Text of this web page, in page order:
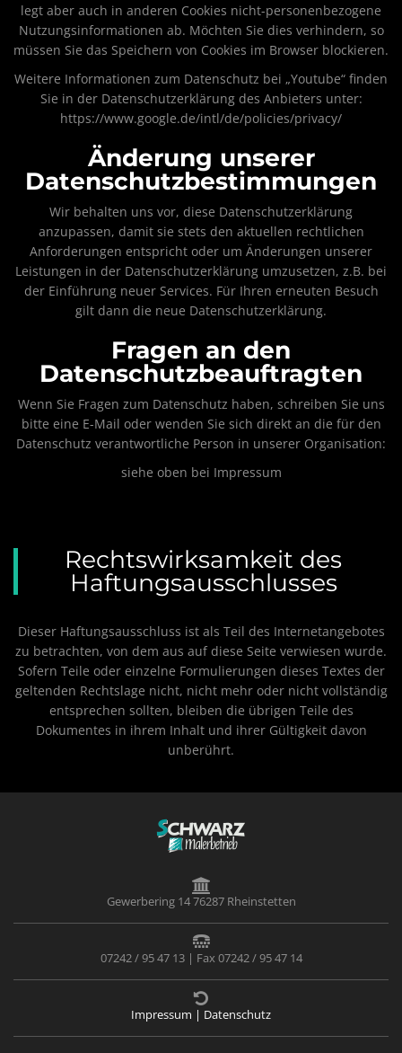
legt aber auch in anderen Cookies nicht-personenbezogene
Nutzungsinformationen ab. Möchten Sie dies verhindern, so
müssen Sie das Speichern von Cookies im Browser blockieren.
Weitere Informationen zum Datenschutz bei „Youtube“ finden
Sie in der Datenschutzerklärung des Anbieters unter:
https://www.google.de/intl/de/policies/privacy/
Änderung unserer
Datenschutzbestimmungen
Wir behalten uns vor, diese Datenschutzerklärung
anzupassen, damit sie stets den aktuellen rechtlichen
Anforderungen entspricht oder um Änderungen unserer
Leistungen in der Datenschutzerklärung umzusetzen, z.B. bei
der Einführung neuer Services. Für Ihren erneuten Besuch
gilt dann die neue Datenschutzerklärung.
Fragen an den
Datenschutzbeauftragten
Wenn Sie Fragen zum Datenschutz haben, schreiben Sie uns
bitte eine E-Mail oder wenden Sie sich direkt an die für den
Datenschutz verantwortliche Person in unserer Organisation:
siehe oben bei Impressum
Rechtswirksamkeit des
Haftungsausschlusses
Dieser Haftungsausschluss ist als Teil des Internetangebotes
zu betrachten, von dem aus auf diese Seite verwiesen wurde.
Sofern Teile oder einzelne Formulierungen dieses Textes der
geltenden Rechtslage nicht, nicht mehr oder nicht vollständig
entsprechen sollten, bleiben die übrigen Teile des
Dokumentes in ihrem Inhalt und ihrer Gültigkeit davon
unberührt.
Gewerbering 14 76287 Rheinstetten
07242 / 95 47 13 | Fax 07242 / 95 47 14
Impressum | Datenschutz